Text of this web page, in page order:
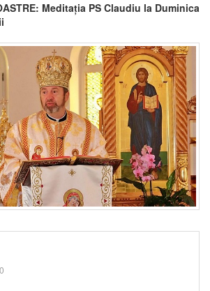
Meditația PS Claudiu la Duminica